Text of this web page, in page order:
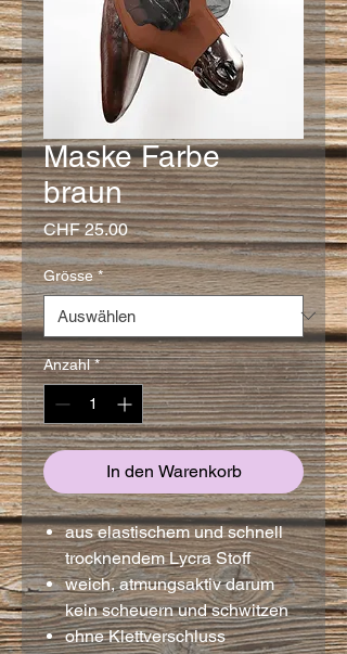
Maske Farbe
braun
CHF 25.00Preis
Grösse *
Anzahl *
In den Warenkorb
aus elastischem und schnell
trocknendem Lycra Stoff
weich, atmungsaktiv darum
kein scheuern und schwitzen
ohne Klettverschluss